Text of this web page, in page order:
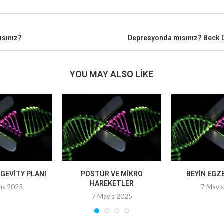
Depresyonda mısınız?
YOU MAY ALSO LIKE
PLANI
2025
POSTÜR VE MIKRO
HAREKETLER
7 Mayıs 2025
BEYIN
7